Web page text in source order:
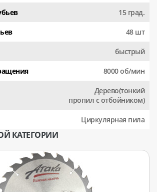
15 град.
48 шт
быстрый
8000 об/мин
Дерево(тонкий
пропил с отбойником)
Циркулярная пила
КАТЕГОРИИ